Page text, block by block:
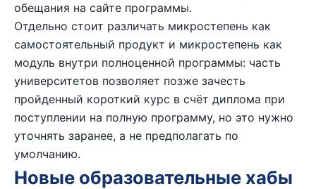
обещания на сайте программы.
Отдельно стоит различать микростепень как
самостоятельный продукт и микростепень как
модуль внутри полноценной программы: часть
университетов позволяет позже зачесть
пройденный короткий курс в счёт диплома при
поступлении на полную программу, но это нужно
уточнять заранее, а не предполагать по
умолчанию.
Новые образовательные хабы